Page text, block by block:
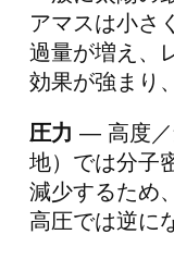
アマスは小さ
過量が増え、
効果が強まり
圧力 — 高度／
地）では分子
減少するため
高圧では逆に